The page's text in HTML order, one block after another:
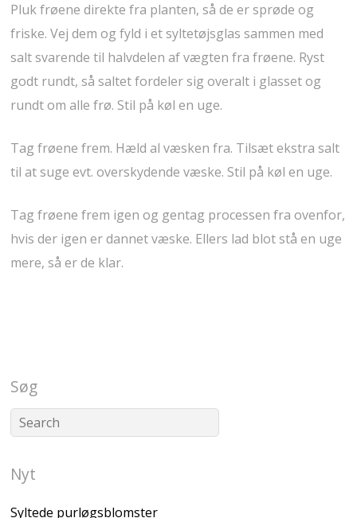
Pluk frøene direkte fra planten, så de er sprøde og
friske. Vej dem og fyld i et syltetøjsglas sammen med
salt svarende til halvdelen af vægten fra frøene. Ryst
godt rundt, så saltet fordeler sig overalt i glasset og
rundt om alle frø. Stil på køl en uge.
Tag frøene frem. Hæld al væsken fra. Tilsæt ekstra salt
til at suge evt. overskydende væske. Stil på køl en uge.
Tag frøene frem igen og gentag processen fra ovenfor,
hvis der igen er dannet væske. Ellers lad blot stå en uge
mere, så er de klar.
Søg
Nyt
Syltede purløgsblomster